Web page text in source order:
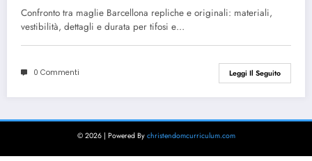
Confronto tra maglie Barcellona repliche e originali: materiali,
vestibilità, dettagli e durata per tifosi e…
0 Commenti Leggi Il Seguito
© 2026 | Powered By christendomcurriculum.com